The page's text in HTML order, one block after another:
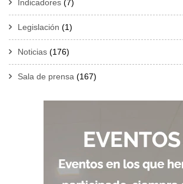
Indicadores (7)
Legislación (1)
Noticias (176)
Sala de prensa (167)